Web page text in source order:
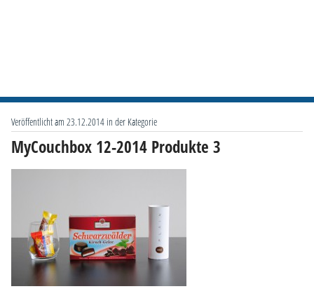
Veröffentlicht am 23.12.2014 in der Kategorie
MyCouchbox 12-2014 Produkte 3